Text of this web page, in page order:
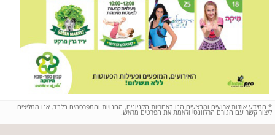
* המידע אודות ארועים ומבצעים הנו באחריות הקניונים, החנויות והמפרסמים בלבד. אנו ממליצים
ליצור קשר עם הגורם הרלוונטי ולאמת את הפרטים מראש.